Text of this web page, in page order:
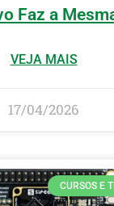
Faz a
VEJA MAIS
17/04/2026
CURSOS E